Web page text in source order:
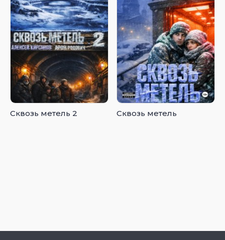
Сквозь метель 2 Сквозь метель